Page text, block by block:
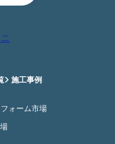
施工事例
フォーム市場